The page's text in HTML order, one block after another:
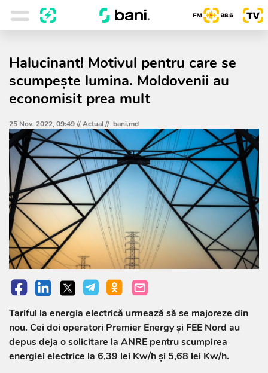
Halucinant! Motivul pentru care se
scumpește lumina. Moldovenii au
economisit prea mult
25 Nov. 2022, 09:49 //Actual// bani.md
Tariful la energia electrică urmează să se majoreze din
nou. Cei doi operatori Premier Energy și FEE Nord au
depus deja o solicitare la ANRE pentru scumpirea
energiei electrice la 6,39 lei Kw/h și 5,68 lei Kw/h.